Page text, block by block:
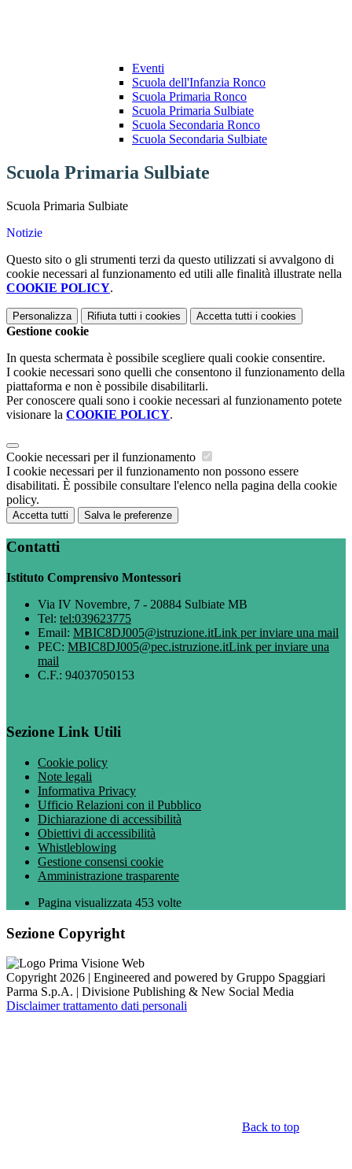
Eventi
Scuola dell'Infanzia Ronco
Scuola Primaria Ronco
Scuola Primaria Sulbiate
Scuola Secondaria Ronco
Scuola Secondaria Sulbiate
Scuola Primaria Sulbiate
Scuola Primaria Sulbiate
Notizie
Questo sito o gli strumenti terzi da questo utilizzati si avvalgono di
cookie necessari al funzionamento ed utili alle finalità illustrate nella
COOKIE POLICY.
Personalizza Rifiuta tutti i cookies Accetta tutti i cookies
Gestione cookie
In questa schermata è possibile scegliere quali cookie consentire.
I cookie necessari sono quelli che consentono il funzionamento della
piattaforma e non è possibile disabilitarli.
Per conoscere quali sono i cookie necessari al funzionamento potete
visionare la COOKIE POLICY.
Cookie necessari per il funzionamento
I cookie necessari per il funzionamento non possono essere
disabilitati. È possibile consultare l'elenco nella pagina della cookie
policy.
Accetta tutti Salva le preferenze
Contatti
Istituto Comprensivo Montessori
Via IV Novembre, 7 - 20884 Sulbiate MB
Tel: tel:039623775
Email: MBIC8DJ005@istruzione.itLink per inviare una mail
PEC: MBIC8DJ005@pec.istruzione.itLink per inviare una
mail
C.F.: 94037050153
Sezione Link Utili
Cookie policy
Note legali
Informativa Privacy
Ufficio Relazioni con il Pubblico
Dichiarazione di accessibilità
Obiettivi di accessibilità
Whistleblowing
Gestione consensi cookie
Amministrazione trasparente
Pagina visualizzata 453 volte
Sezione Copyright
Copyright 2026 | Engineered and powered by Gruppo Spaggiari
Parma S.p.A. | Divisione Publishing & New Social Media
Disclaimer trattamento dati personali
Back to top